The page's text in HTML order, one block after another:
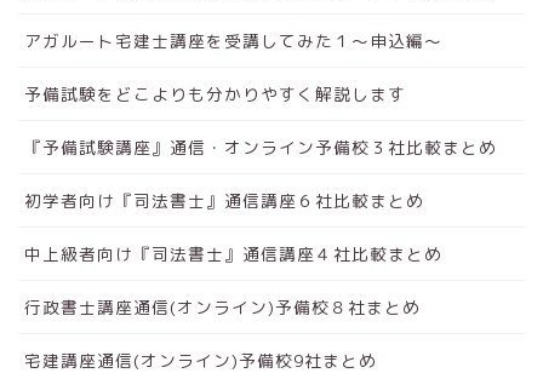
アガルート宅建士講座を受講してみた１～申込編～
予備試験をどこよりも分かりやすく解説します
『予備試験講座』通信・オンライン予備校３社比較まとめ
初学者向け『司法書士』通信講座６社比較まとめ
中上級者向け『司法書士』通信講座４社比較まとめ
行政書士講座通信(オンライン)予備校８社まとめ
宅建講座通信(オンライン)予備校9社まとめ